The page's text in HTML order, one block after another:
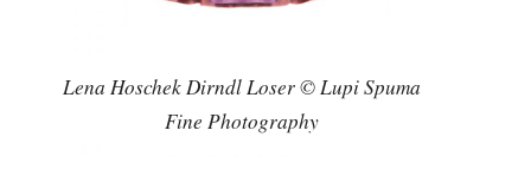
Lena Hoschek Dirndl Loser © Lupi Spuma
Fine Photography